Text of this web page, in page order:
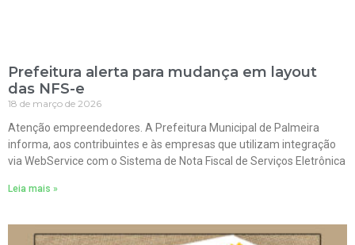
Prefeitura alerta para mudança em layout
das NFS-e
18 de março de 2026
Atenção empreendedores. A Prefeitura Municipal de Palmeira
informa, aos contribuintes e às empresas que utilizam integração
via WebService com o Sistema de Nota Fiscal de Serviços Eletrônica
Leia mais »